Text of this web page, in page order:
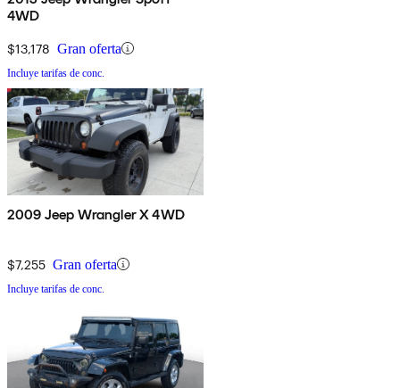
4WD
$13,178 Gran oferta
Incluye tarifas de conc.
2009 Jeep Wrangler X 4WD
$7,255 Gran oferta
Incluye tarifas de conc.